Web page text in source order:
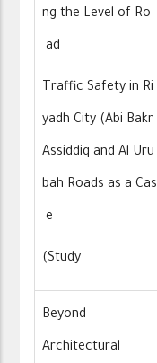
ng the Level of Ro
ad
Traffic Safety in Ri
yadh City (Abi Bakr
Assiddiq and Al Uru
bah Roads as a Cas
e
Study)
Beyond
Architectural